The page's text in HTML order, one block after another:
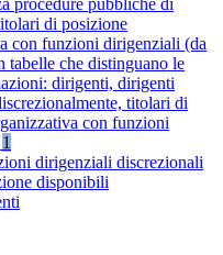
procedure pubbliche di
di posizione
con funzioni dirigenziali (da
tabelle che distinguano le
dirigenti, dirigenti
titolari di
con funzioni
1
dirigenziali discrezionali
disponibili